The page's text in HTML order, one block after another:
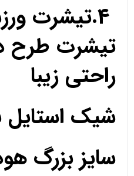
4.تیشرت
تیشرت طرح
راحتی زیبا
شیک
سایز بزرگ